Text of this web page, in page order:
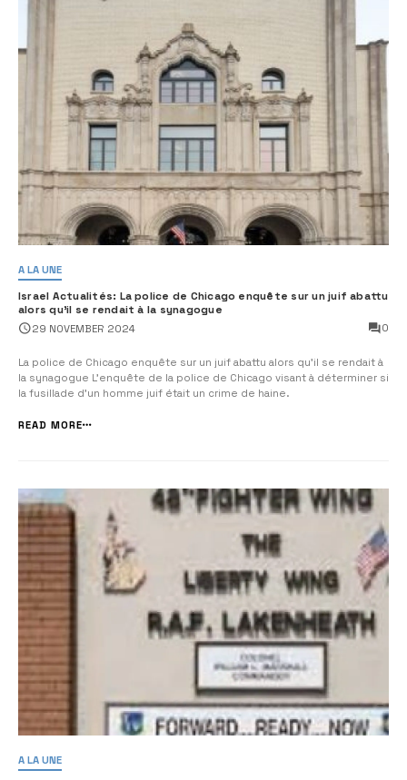
A LA UNE
Israel Actualités: La police de Chicago enquête sur un juif abattu
alors qu’il se rendait à la synagogue
29 NOVEMBER 2024 0
La police de Chicago enquête sur un juif abattu alors qu’il se rendait à
la synagogue L’enquête de la police de Chicago visant à déterminer si
la fusillade d’un homme juif était un crime de haine.
READ MORE
A LA UNE